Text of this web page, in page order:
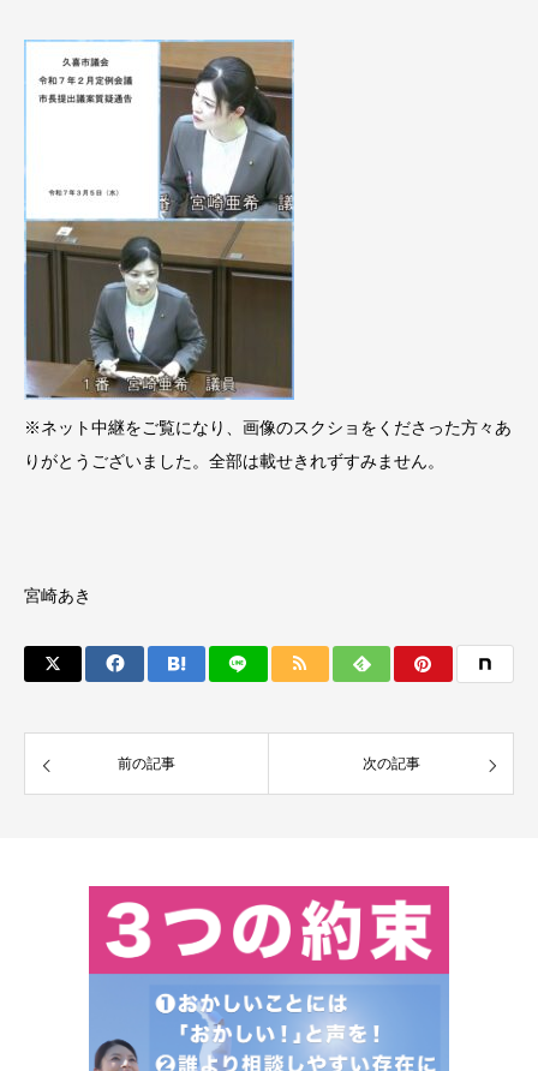
※ネット中継をご覧になり、画像のスクショをくださった方々あ
りがとうございました。全部は載せきれずすみません。
宮崎あき
前の記事 次の記事